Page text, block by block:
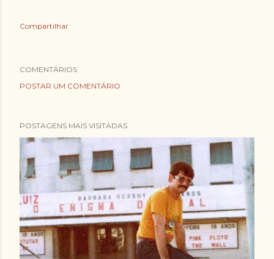
Compartilhar
COMENTÁRIOS
POSTAR UM COMENTÁRIO
POSTAGENS MAIS VISITADAS